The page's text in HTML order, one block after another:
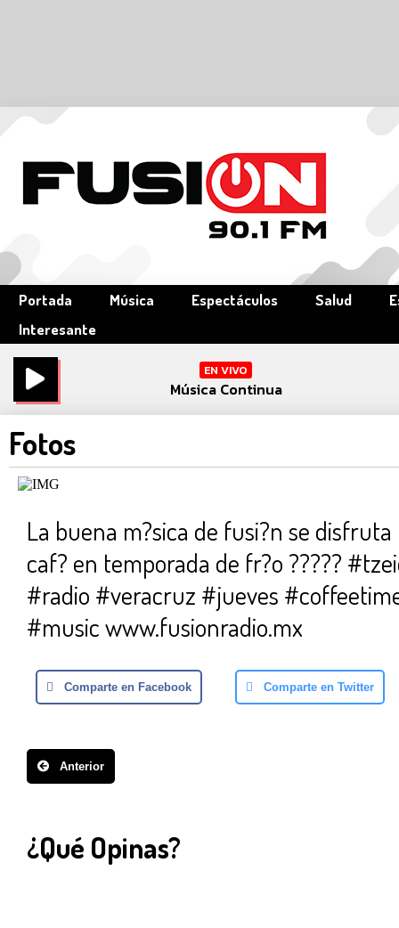
Portada Música Espectáculos Salud
Interesante
EN VIVO
Música Continua
Fotos
La buena m?sica de fusi?n se
caf? en temporada de fr?o ?????
#radio #veracruz #jueves
#music www.fusionradio.mx
Comparte en Facebook Comparte en Twitter
Anterior
¿Qué Opinas?